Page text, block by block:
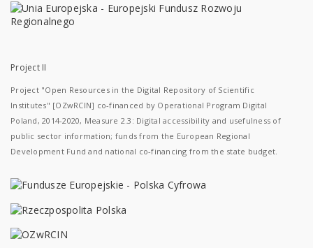
Project II
Project "Open Resources in the Digital Repository of Scientific
Institutes" [OZwRCIN] co-financed by Operational Program Digital
Poland, 2014-2020, Measure 2.3: Digital accessibility and usefulness of
public sector information; funds from the European Regional
Development Fund and national co-financing from the state budget.